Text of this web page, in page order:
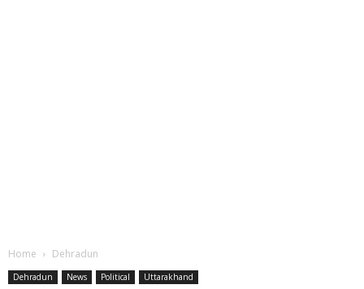
Home Dehradun
Dehradun News Political Uttarakhand